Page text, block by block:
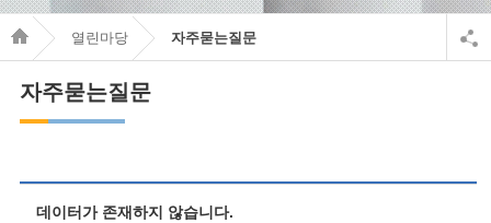
열린마당 자주묻는질문
자주묻는질문
데이터가 존재하지 않습니다.